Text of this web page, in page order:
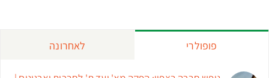
פופולרי לאחרונה